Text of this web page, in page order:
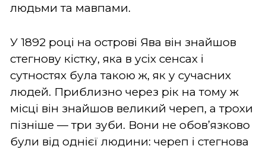
людьми та мавпами.
У 1892 році на острові Ява він знайшов
стегнову кістку, яка в усіх сенсах і
сутностях була такою ж, як у сучасних
людей. Приблизно через рік на тому ж
місці він знайшов великий череп, а трохи
пізніше — три зуби. Вони не обов’язково
були від однієї людини: череп і стегнова